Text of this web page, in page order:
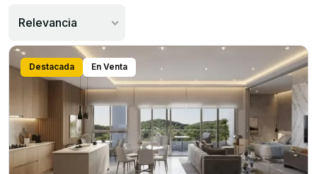
Relevancia
Destacada En Venta